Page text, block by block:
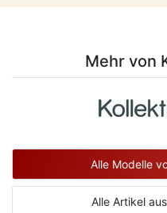
Mehr von
Alle Modelle
Alle Artikel